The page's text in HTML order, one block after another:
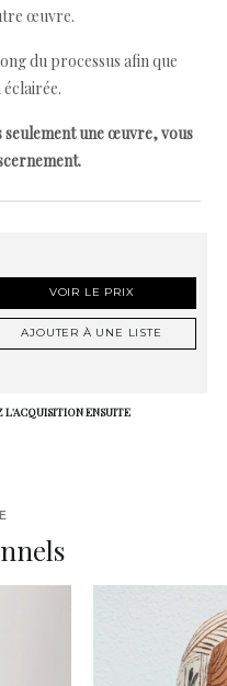
œuvre.
du processus afin que
seulement une œuvre, vous
VOIR LE PRIX
AJOUTER À UNE LISTE
L'ACQUISITION ENSUITE